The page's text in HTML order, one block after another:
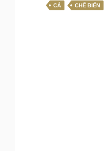
CÁ CHẾ BIẾN